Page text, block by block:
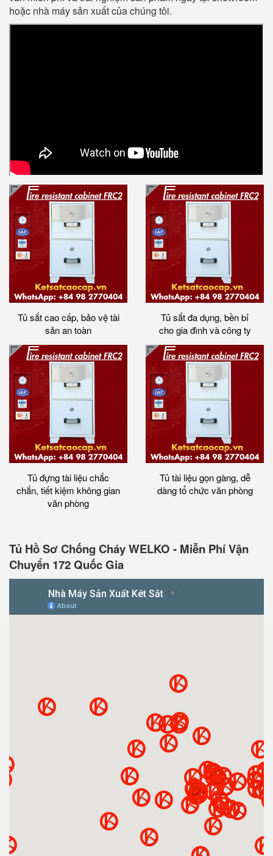
hoặc nhà máy sản xuất của chúng tôi.
Tủ sắt cao cấp, bảo vệ tài
sản an toàn
Tủ sắt đa dụng, bền bỉ
cho gia đình và công ty
Tủ đựng tài liệu chắc
chắn, tiết kiệm không gian
văn phòng
Tủ tài liệu gọn gàng, dễ
dàng tổ chức văn phòng
Tủ Hồ Sơ Chống Cháy WELKO - Miễn Phí Vận
Chuyển 172 Quốc Gia